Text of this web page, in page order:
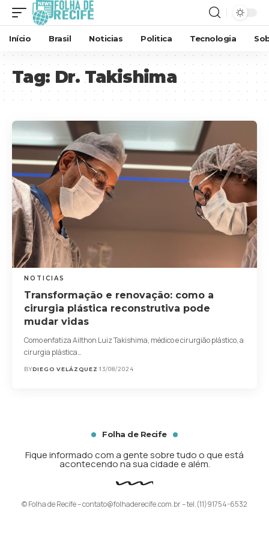
Início Brasil Noticias Politica Tecnologia
Tag: Dr. Takishima
NOTICIAS
Transformação e renovação: como a
cirurgia plástica reconstrutiva pode
mudar vidas
Como enfatiza Ailthon Luiz Takishima, médico e cirurgião plástico, a
cirurgia plástica…
BYDIEGO VELÁZQUEZ 13/08/2024
Folha de Recife
Fique informado com a gente sobre tudo o que está
acontecendo na sua cidade e além.
© Folha de Recife –contato@folhaderecife.com.br– tel.(11)91754-6532